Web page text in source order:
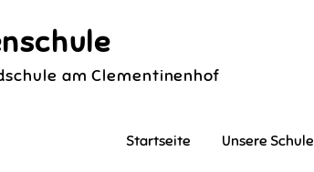
am Clementinenhof
Startseite Unsere Schule